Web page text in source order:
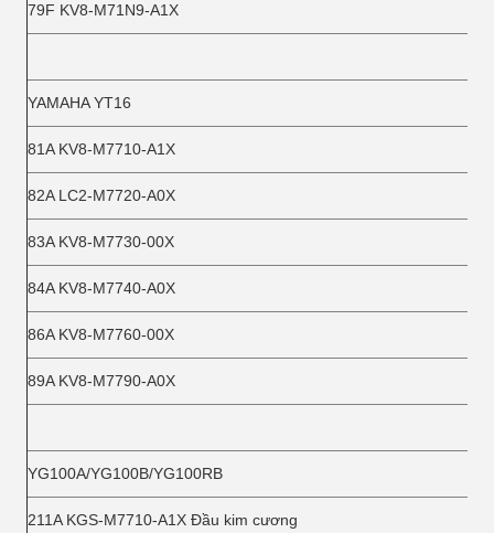
79F KV8-M71N9-A1X
YAMAHA YT16
81A KV8-M7710-A1X
82A LC2-M7720-A0X
83A KV8-M7730-00X
84A KV8-M7740-A0X
86A KV8-M7760-00X
89A KV8-M7790-A0X
YG100A/YG100B/YG100RB
211A KGS-M7710-A1X Đầu kim cương